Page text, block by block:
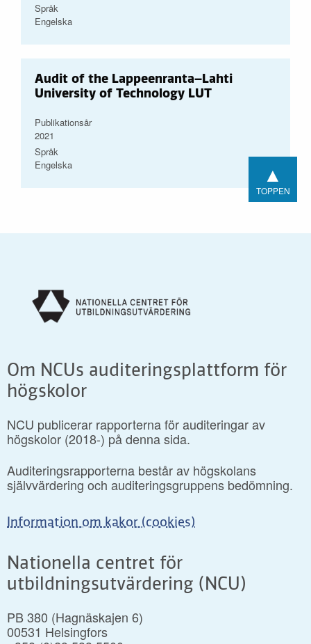
Språk
Engelska
Audit of the Lappeenranta–Lahti
University of Technology LUT
Publikationsår
2021
Språk
Engelska
▲
TOPPEN
Om NCUs auditeringsplattform för
högskolor
NCU publicerar rapporterna för auditeringar av
högskolor (2018-) på denna sida.
Auditeringsrapporterna består av högskolans
självvärdering och auditeringsgruppens bedömning.
Information om kakor (cookies)
Nationella centret för
utbildningsutvärdering (NCU)
PB 380 (Hagnäskajen 6)
00531 Helsingfors